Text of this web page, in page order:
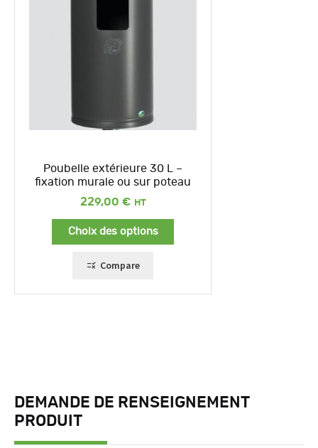
Poubelle extérieure 30 L –
fixation murale ou sur poteau
229,00 €
Choix des options
Compare
DEMANDE DE RENSEIGNEMENT
PRODUIT